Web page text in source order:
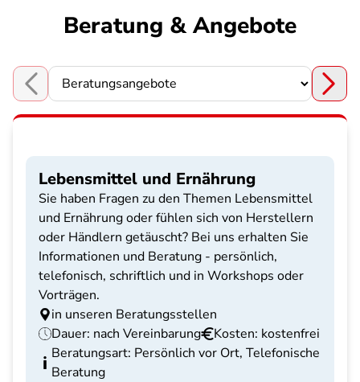
Beratung & Angebote
Choose a section
Lebensmittel und Ernährung
Sie haben Fragen zu den Themen Lebensmittel
und Ernährung oder fühlen sich von Herstellern
oder Händlern getäuscht? Bei uns erhalten Sie
Informationen und Beratung - persönlich,
telefonisch, schriftlich und in Workshops oder
Vorträgen.
in unseren Beratungsstellen
Dauer: nach Vereinbarung
Kosten: kostenfrei
Beratungsart: Persönlich vor Ort, Telefonische
Beratung